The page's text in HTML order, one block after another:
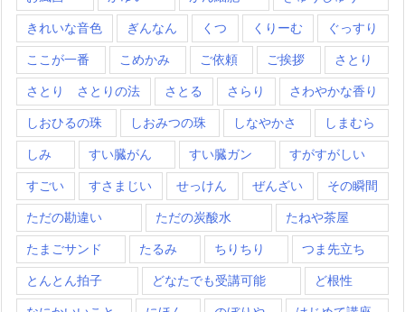
きれいな音色 ぎんなん くつ くりーむ ぐっすり
ここが一番 こめかみ ご依頼 ご挨拶 さとり
さとり さとりの法 さとる さらり さわやかな香り
しおひるの珠 しおみつの珠 しなやかさ しまむら
しみ すい臓がん すい臓ガン すがすがしい
すごい すさまじい せっけん ぜんざい その瞬間
ただの勘違い ただの炭酸水 たねや茶屋
たまごサンド たるみ ちりちり つま先立ち
とんとん拍子 どなたでも受講可能 ど根性